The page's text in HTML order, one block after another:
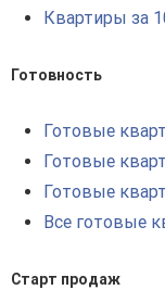
Квартиры за
Готовность
Готовые
Готовые
Готовые
Все готовые
Старт продаж